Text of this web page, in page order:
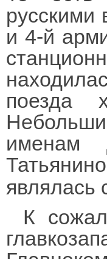
русскими
и 4-й
поезда
именам
являлась
К